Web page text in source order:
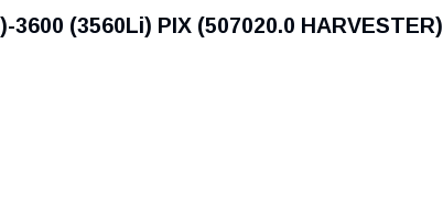
(3560Li) PIX (507020.0 HARVESTER)